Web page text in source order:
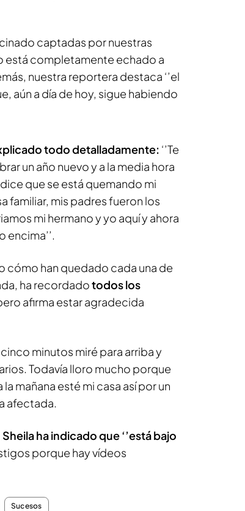
captadas por nuestras
está completamente echado a
nuestra reportera destaca ‘’el
aún a día de hoy, sigue habiendo
todo detalladamente: ‘’Te
un año nuevo y a la media hora
que se está quemando mi
familiar, mis padres fueron los
mi hermano y yo aquí y ahora
cómo han quedado cada una de
ha recordadotodos los
afirma estar agradecida
minutos miré para arriba y
Todavía lloro mucho porque
mañana esté mi casa así por un
afectada.
Sheila ha indicado que ‘’está bajo
porque hay vídeos
Sucesos